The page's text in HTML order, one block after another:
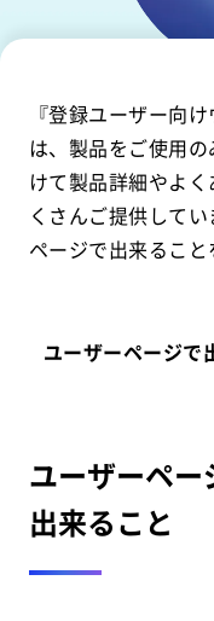
『登録ユーザー向
は、製品をご使用
けて製品詳細やよ
くさんご提供して
ページで出来ること
ユーザーページで
ユーザーペー
出来ること